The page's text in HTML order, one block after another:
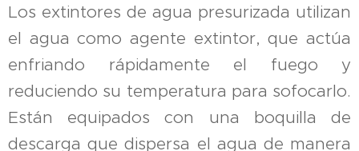
Los extintores de agua presurizada utilizan
el agua como agente extintor, que actúa
enfriando rápidamente el fuego y
reduciendo su temperatura para sofocarlo.
Están equipados con una boquilla de
descarga que dispersa el agua de manera